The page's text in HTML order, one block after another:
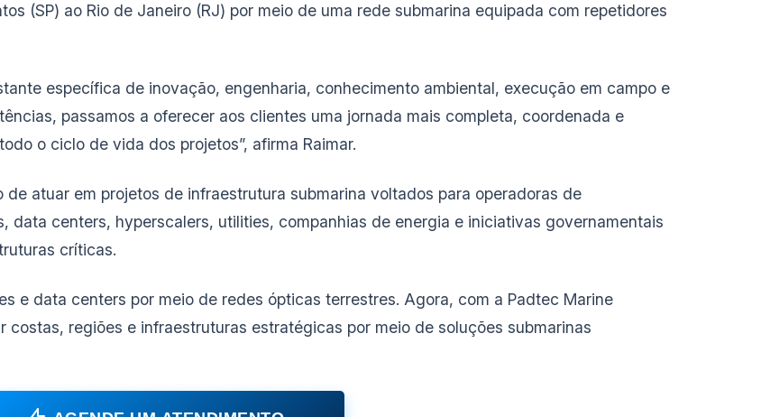
(SP) ao Rio de Janeiro (RJ) por meio de uma rede submarina equipada com repetidores
específica de inovação, engenharia, conhecimento ambiental, execução em campo e
passamos a oferecer aos clientes uma jornada mais completa, coordenada e
o ciclo de vida dos projetos”, afirma Raimar.
atuar em projetos de infraestrutura submarina voltados para operadoras de
centers, hyperscalers, utilities, companhias de energia e iniciativas governamentais
críticas.
e data centers por meio de redes ópticas terrestres. Agora, com a Padtec Marine
regiões e infraestruturas estratégicas por meio de soluções submarinas